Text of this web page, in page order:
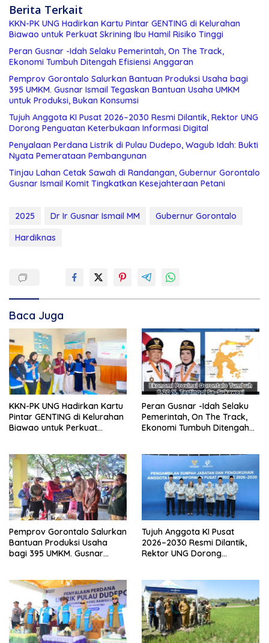
Berita Terkait
KKN-PK UNG Hadirkan Kartu Pintar GENTING di Kelurahan
Biawao untuk Perkuat Skrining Ibu Hamil Risiko Tinggi
Peran Gusnar -Idah Selaku Pemerintah, On The Track,
Ekonomi Tumbuh Ditengah Efisiensi Anggaran
Pemprov Gorontalo Salurkan Bantuan Produksi Usaha bagi
395 UMKM. Gusnar Ismail Tegaskan Bantuan Usaha UMKM
untuk Produksi, Bukan Konsumsi
Tujuh Anggota KI Pusat 2026–2030 Resmi Dilantik, Rektor UNG
Dorong Penguatan Keterbukaan Informasi Digital
Penyalaan Perdana Listrik di Pulau Dudepo, Wagub Idah: Bukti
Nyata Pemerataan Pembangunan
Tinjau Lahan Cetak Sawah di Randangan, Gubernur Gorontalo
Gusnar Ismail Komit Tingkatkan Kesejahteraan Petani
2025 Dr Ir Gusnar Ismail MM
Gubernur Gorontalo
Hardiknas
Baca Juga
KKN-PK UNG Hadirkan Kartu
Pintar GENTING di Kelurahan
Biawao untuk Perkuat
Peran Gusnar -Idah Selaku
Pemerintah, On The Track,
Ekonomi Tumbuh Ditengah
Pemprov Gorontalo Salurkan
Bantuan Produksi Usaha
bagi 395 UMKM. Gusnar
Bukan Konsumsi
Tujuh Anggota KI Pusat
2026–2030 Resmi Dilantik,
Rektor UNG Dorong